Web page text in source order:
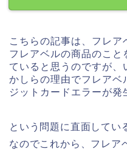
こちらの記事は、フレア
フレアベルの商品のこと
ていると思うのですが
かしらの理由でフレアベ
ジットカードエラーが発
という問題に直面してい
なのでこれから、フレア